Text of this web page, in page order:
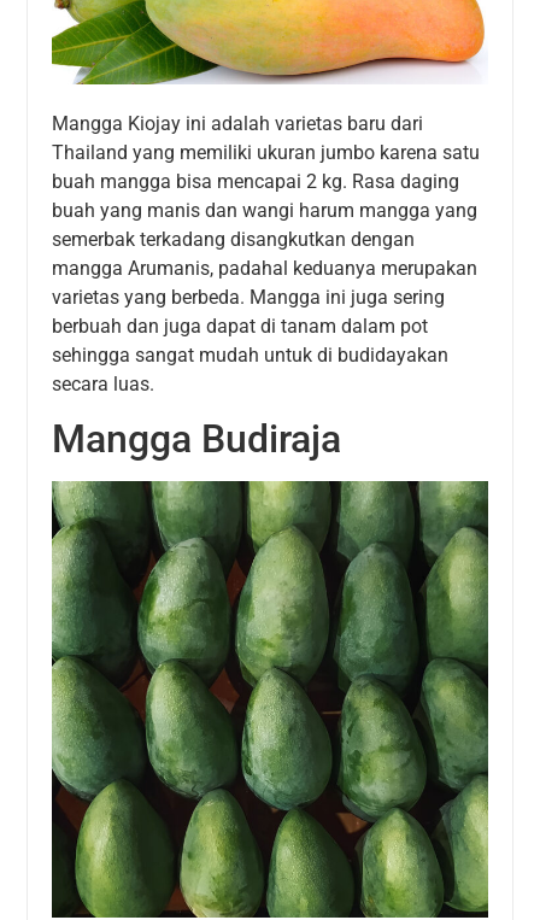
Mangga Kiojay ini adalah varietas baru dari
Thailand yang memiliki ukuran jumbo karena satu
buah mangga bisa mencapai 2 kg. Rasa daging
buah yang manis dan wangi harum mangga yang
semerbak terkadang disangkutkan dengan
mangga Arumanis, padahal keduanya merupakan
varietas yang berbeda. Mangga ini juga sering
berbuah dan juga dapat di tanam dalam pot
sehingga sangat mudah untuk di budidayakan
secara luas.
Mangga Budiraja